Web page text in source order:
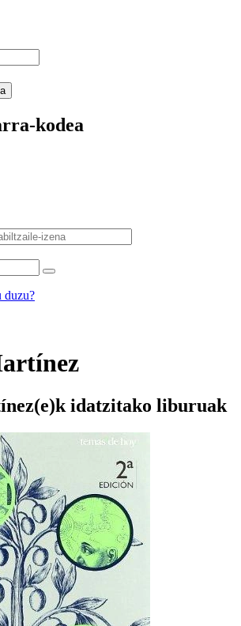
kodea
duzu?
idatzitako liburuak